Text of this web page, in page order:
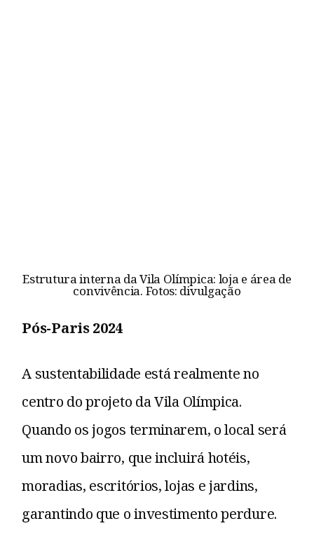
Estrutura interna da Vila Olímpica: loja e área de
convivência. Fotos: divulgação
Pós-Paris 2024
A sustentabilidade está realmente no
centro do projeto da Vila Olímpica.
Quando os jogos terminarem, o local será
um novo bairro, que incluirá hotéis,
moradias, escritórios, lojas e jardins,
garantindo que o investimento perdure.